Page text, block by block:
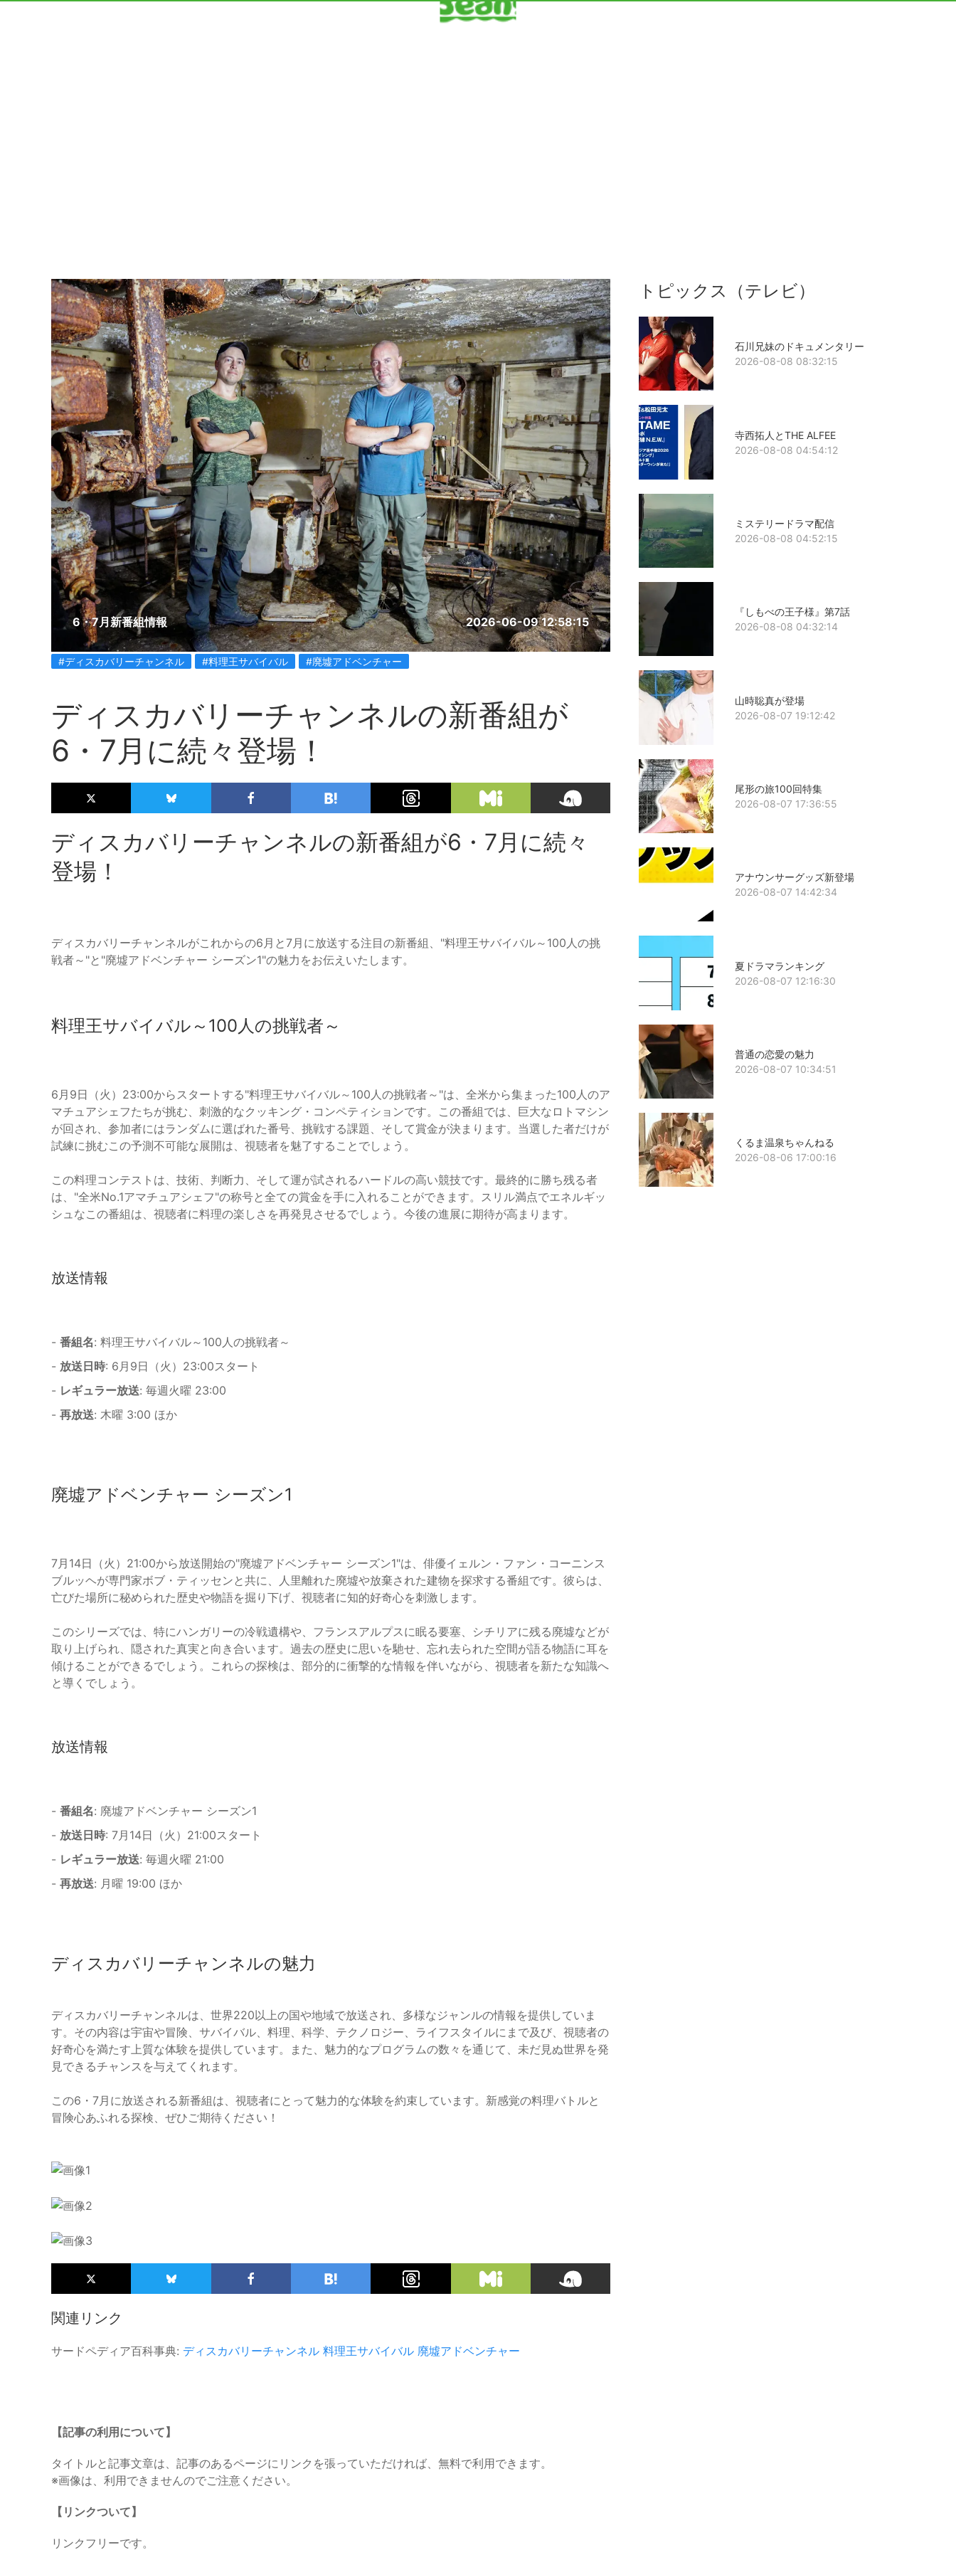
6・7月新番組情報 2026-06-09 12:58:15
#ディスカバリーチャンネル #料理王サバイバル #廃墟アドベンチャー
ディスカバリーチャンネルの新番組が
6・7月に続々登場！
ディスカバリーチャンネルの新番組が6・7月に続々
登場！
ディスカバリーチャンネルがこれからの6月と7月に放送する注目の新番組、"料理王サバイバル～100人の挑
戦者～"と"廃墟アドベンチャー シーズン1"の魅力をお伝えいたします。
料理王サバイバル～100人の挑戦者～
6月9日（火）23:00からスタートする"料理王サバイバル～100人の挑戦者～"は、全米から集まった100人のア
マチュアシェフたちが挑む、刺激的なクッキング・コンペティションです。この番組では、巨大なロトマシン
が回され、参加者にはランダムに選ばれた番号、挑戦する課題、そして賞金が決まります。当選した者だけが
試練に挑むこの予測不可能な展開は、視聴者を魅了することでしょう。
この料理コンテストは、技術、判断力、そして運が試されるハードルの高い競技です。最終的に勝ち残る者
は、"全米No.1アマチュアシェフ"の称号と全ての賞金を手に入れることができます。スリル満点でエネルギッ
シュなこの番組は、視聴者に料理の楽しさを再発見させるでしょう。今後の進展に期待が高まります。
放送情報
- 番組名: 料理王サバイバル～100人の挑戦者～
- 放送日時: 6月9日（火）23:00スタート
- レギュラー放送: 毎週火曜 23:00
- 再放送: 木曜 3:00 ほか
廃墟アドベンチャー シーズン1
7月14日（火）21:00から放送開始の"廃墟アドベンチャー シーズン1"は、俳優イェルン・ファン・コーニンス
ブルッヘが専門家ボブ・ティッセンと共に、人里離れた廃墟や放棄された建物を探求する番組です。彼らは、
亡びた場所に秘められた歴史や物語を掘り下げ、視聴者に知的好奇心を刺激します。
このシリーズでは、特にハンガリーの冷戦遺構や、フランスアルプスに眠る要塞、シチリアに残る廃墟などが
取り上げられ、隠された真実と向き合います。過去の歴史に思いを馳せ、忘れ去られた空間が語る物語に耳を
傾けることができるでしょう。これらの探検は、部分的に衝撃的な情報を伴いながら、視聴者を新たな知識へ
と導くでしょう。
放送情報
- 番組名: 廃墟アドベンチャー シーズン1
- 放送日時: 7月14日（火）21:00スタート
- レギュラー放送: 毎週火曜 21:00
- 再放送: 月曜 19:00 ほか
ディスカバリーチャンネルの魅力
ディスカバリーチャンネルは、世界220以上の国や地域で放送され、多様なジャンルの情報を提供していま
す。その内容は宇宙や冒険、サバイバル、料理、科学、テクノロジー、ライフスタイルにまで及び、視聴者の
好奇心を満たす上質な体験を提供しています。また、魅力的なプログラムの数々を通じて、未だ見ぬ世界を発
見できるチャンスを与えてくれます。
この6・7月に放送される新番組は、視聴者にとって魅力的な体験を約束しています。新感覚の料理バトルと
冒険心あふれる探検、ぜひご期待ください！
関連リンク
サードペディア百科事典: ディスカバリーチャンネル 料理王サバイバル 廃墟アドベンチャー
トピックス（テレビ）
石川兄妹のドキュメンタリー
2026-08-08 08:32:15
寺西拓人とTHE ALFEE
2026-08-08 04:54:12
ミステリードラマ配信
2026-08-08 04:52:15
『しもべの王子様』第7話
2026-08-08 04:32:14
山時聡真が登場
2026-08-07 19:12:42
尾形の旅100回特集
2026-08-07 17:36:55
アナウンサーグッズ新登場
2026-08-07 14:42:34
夏ドラマランキング
2026-08-07 12:16:30
普通の恋愛の魅力
2026-08-07 10:34:51
くるま温泉ちゃんねる
2026-08-06 17:00:16
【記事の利用について】
タイトルと記事文章は、記事のあるページにリンクを張っていただければ、無料で利用できます。
※画像は、利用できませんのでご注意ください。
【リンクついて】
リンクフリーです。